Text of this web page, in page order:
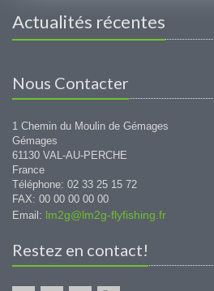
Actualités récentes
Nous Contacter
1 Chemin du Moulin de Gémages
Gémages
61130 VAL-AU-PERCHE
France
Téléphone: 02 33 25 15 72
FAX: 00 00 00 00 00
Email: lm2g@lm2g-flyfishing.fr
Restez en contact!